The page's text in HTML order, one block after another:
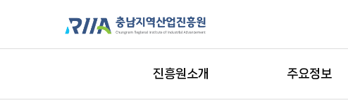
진흥원소개 주요정보